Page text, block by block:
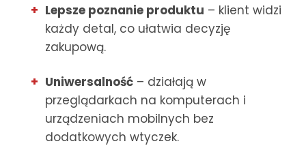
Lepsze poznanie produktu – klient widzi
każdy detal, co ułatwia decyzję
zakupową.
Uniwersalność – działają w
przeglądarkach na komputerach i
urządzeniach mobilnych bez
dodatkowych wtyczek.